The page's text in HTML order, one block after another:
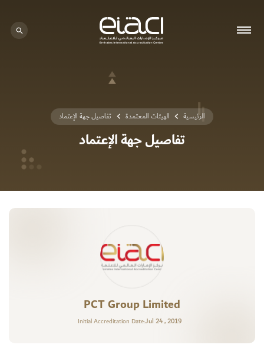
الرئيسية الهيئات المعتمدة تفاصيل جهة الإعتماد
تفاصيل جهة الإعتماد
PCT Group Limited
Initial Accreditation Date:Jul 24 , 2019